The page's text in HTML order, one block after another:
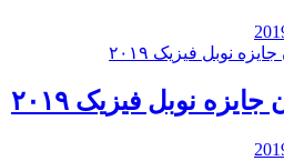
جایزه نوبل فیزیک ۲۰۱۹